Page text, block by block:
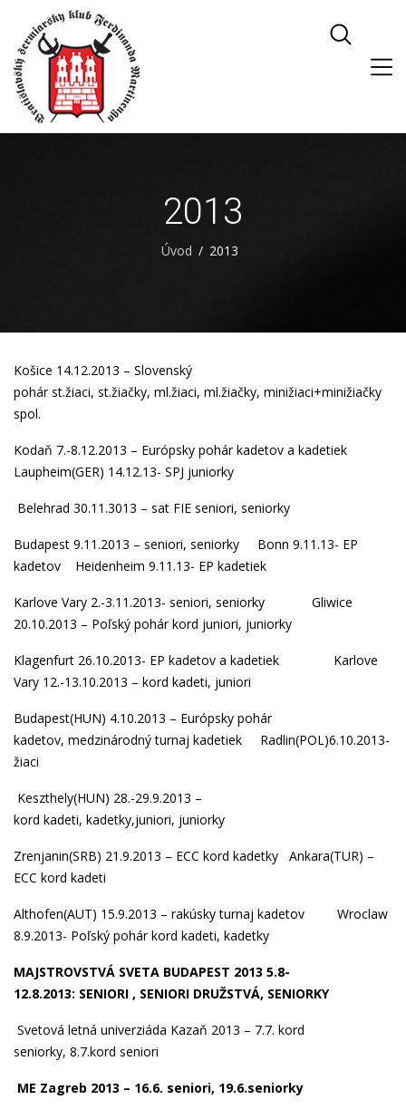
2013
Úvod 2013
Košice 14.12.2013 – Slovenský
pohárst.žiaci, st.žiačky, ml.žiaci, ml.žiačky, minižiaci+minižiačky
spol.
Kodaň 7.-8.12.2013 – Európsky pohárkadetov a kadetiek
Laupheim(GER) 14.12.13- SPJ juniorky
Belehrad 30.11.3013 – sat FIE seniori, seniorky
Budapest 9.11.2013 – seniori, seniorky Bonn 9.11.13- EP
kadetov Heidenheim 9.11.13- EP kadetiek
Karlove Vary 2.-3.11.2013- seniori, seniorky
Gliwice
20.10.2013 – Poľský pohárkord juniori, juniorky
Klagenfurt 26.10.2013- EP kadetov a kadetiek Karlove
Vary 12.-13.10.2013 – kord kadeti, juniori
Budapest(HUN) 4.10.2013 – Európsky pohár
kadetov, medzinárodný turnaj kadetiek Radlin(POL)6.10.2013-
žiaci
Keszthely(HUN) 28.-29.9.2013 –
kord kadeti, kadetky,juniori, juniorky
Zrenjanin(SRB) 21.9.2013 – ECC kord kadetky Ankara(TUR) –
ECC kord kadeti
Althofen(AUT) 15.9.2013 – rakúsky turnaj kadetov Wroclaw
8.9.2013- Poľský pohárkord kadeti, kadetky
MAJSTROVSTVÁ SVETA BUDAPEST 2013 5.8-
12.8.2013: SENIORI , SENIORI DRUŽSTVÁ, SENIORKY
Svetová letná univerziáda Kazaň 2013 – 7.7. kord
seniorky, 8.7.kord seniori
ME Zagreb 2013 – 16.6. seniori, 19.6.seniorky